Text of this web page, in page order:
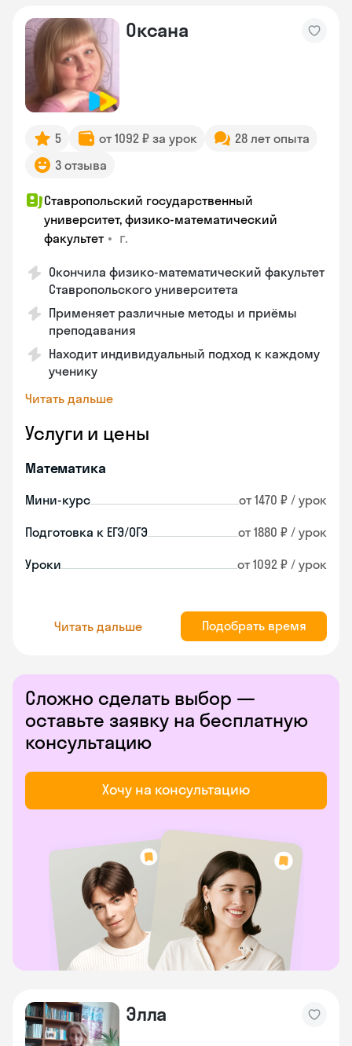
Оксана
5 от 1092 ₽ за урок
28 лет опыта
3 отзыва
Ставропольский государственный
университет, физико-математический
факультет • г.
Окончила физико-математический факультет
Ставропольского университета
Применяет различные методы и приёмы
преподавания
Находит индивидуальный подход к каждому
ученику
Читать дальше
Услуги и цены
Математика
Мини-курс от 1470 ₽ / урок
Подготовка к ЕГЭ/ОГЭ от 1880 ₽ / урок
Уроки от 1092 ₽ / урок
Читать дальше Подобрать время
Сложно сделать выбор —
оставьте заявку на бесплатную
консультацию
Хочу на консультацию
Элла